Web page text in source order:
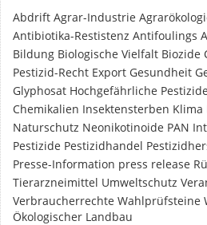
Abdrift Agrar-Industrie
Antibiotika-Restistenz Antifoulings
Bildung Biologische Vielfalt Biozide
Pestizid-Recht Export Gesundheit
Glyphosat Hochgefährliche Pestizide
Chemikalien Insektensterben Klima
Naturschutz Neonikotinoide PAN
Pestizide Pestizidhandel
Presse-Information press release
Tierarzneimittel Umweltschutz
Verbraucherrechte Wahlprüfsteine
Ökologischer Landbau